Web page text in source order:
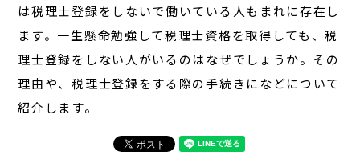
は税理士登録をしないで働いている人もまれに存在し
ます。一生懸命勉強して税理士資格を取得しても、税
理士登録をしない人がいるのはなぜでしょうか。その
理由や、税理士登録をする際の手続きになどについて
紹介します。